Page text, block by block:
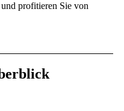
profitieren Sie von